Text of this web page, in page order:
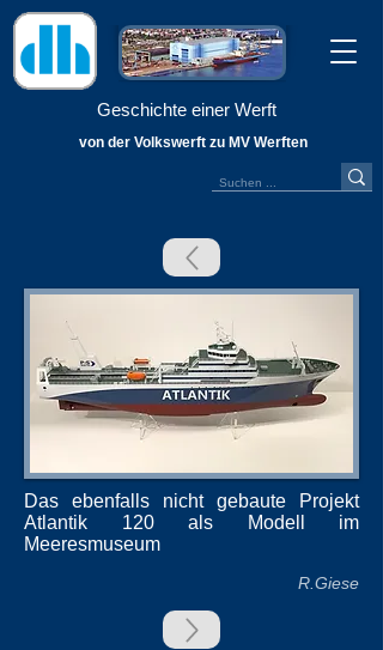
Geschichte einer Werft
von der Volkswerft zu MV Werften
Das ebenfalls nicht gebaute Projekt
Atlantik 120 als Modell im
Meeresmuseum
R.Giese